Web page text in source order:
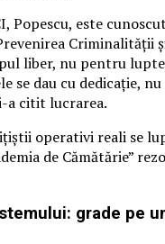
Popescu, este
Criminalității
liber, nu pentru
se dau cu dedicație,
a citit lucrarea.
operativi reali se
de Cămătărie”
grade pe